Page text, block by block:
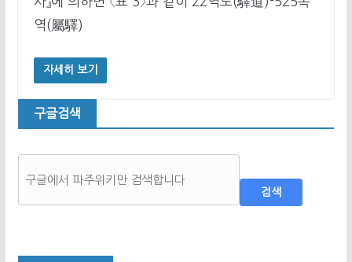
역(屬驛)
자세히 보기
구글검색
검색